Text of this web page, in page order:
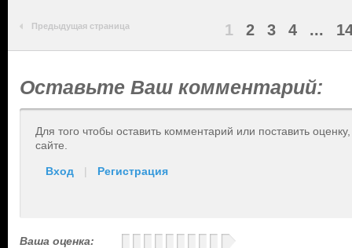
Предыдущая страница 1 2 3 4 ...
Оставьте Ваш комментарий:
Для того чтобы оставить комментарий или поставить
сайте.
Вход | Регистрация
Ваша оценка: